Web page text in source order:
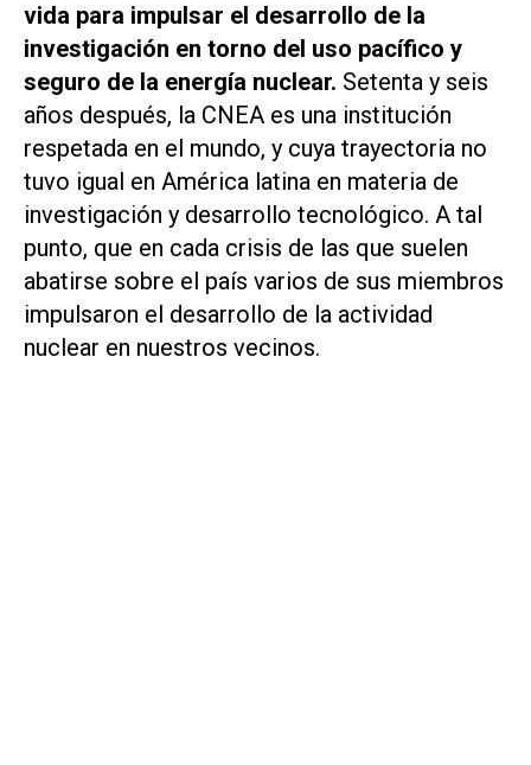
vida para impulsar el desarrollo de la
investigación en torno del uso pacífico y
seguro de la energía nuclear. Setenta y seis
años después, la CNEA es una institución
respetada en el mundo, y cuya trayectoria no
tuvo igual en América latina en materia de
investigación y desarrollo tecnológico. A tal
punto, que en cada crisis de las que suelen
abatirse sobre el país varios de sus miembros
impulsaron el desarrollo de la actividad
nuclear en nuestros vecinos.